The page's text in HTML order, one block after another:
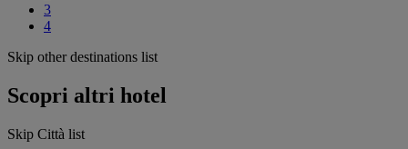
3
4
Skip other destinations list
Scopri altri hotel
Skip Città list